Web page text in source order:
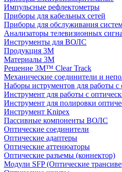
Импульсные рефлектометры
Приборы для кабельных сетей
Приборы для обслуживания
Анализаторы телевизионных
Инструменты для ВОЛС
Продукция 3M
Материалы 3М
Решение 3M™ Clear Track
Механические соединители и
Наборы иструментов для работы с
Инструмент для работы с
Инструмент для полировки
Инструмент Knipex
Пассивные компоненты ВОЛС
Оптические соединители
Оптические адаптеры
Оптические аттенюаторы
Оптические разъемы (коннектор)
Модули SFP (Оптические